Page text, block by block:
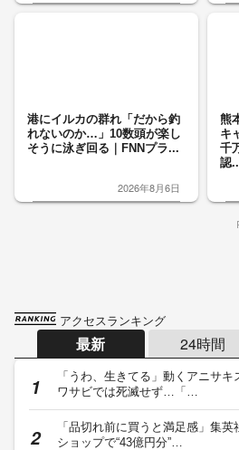
港にイルカの群れ「だから釣
れないのか…」10数頭が楽し
そうに泳ぎ回る｜FNNプラ...
2026年8月6日
熊
キ
千
認
アクセスランキング
最新 24時間
「うわ、生きてる」動くアニサ
ワサビでは死滅せず…「…
「品切れ前に買うと満足感」集英
ショップで“43億円分”…